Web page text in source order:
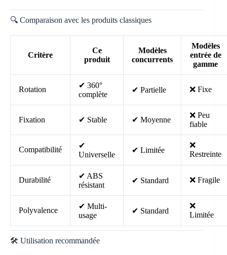
🔍 Comparaison avec les produits classiques
Critère
Ce
produit
Modèles
concurrents
Modèles
entrée de
gamme
Rotation
✔ 360°
complète
✔ Partielle ❌ Fixe
Fixation ✔ Stable ✔ Moyenne
❌ Peu
fiable
Compatibilité
✔
Universelle
✔ Limitée
❌
Restreinte
Durabilité
✔ ABS
résistant
✔ Standard ❌ Fragile
Polyvalence
✔ Multi-
usage
✔ Standard
❌
Limitée
🛠️ Utilisation recommandée